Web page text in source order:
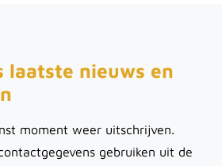
laatste nieuws en
moment weer uitschrijven.
gebruiken uit de